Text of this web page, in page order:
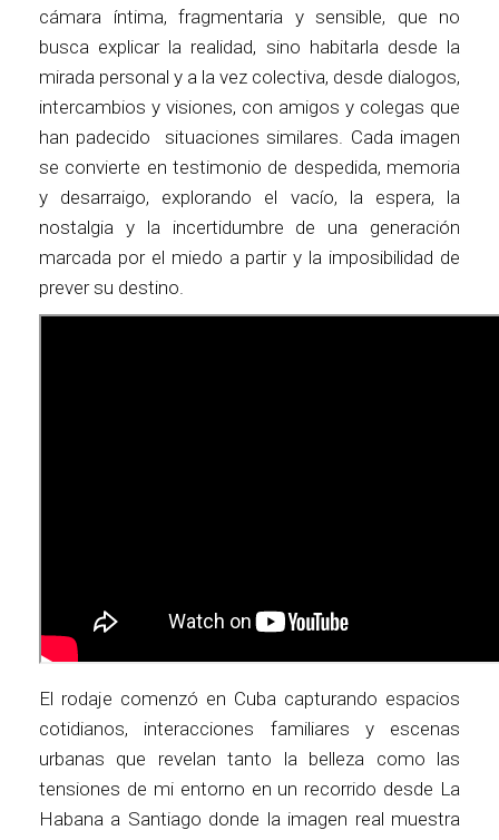
cámara íntima, fragmentaria y sensible, que no
busca explicar la realidad, sino habitarla desde la
mirada personal y a la vez colectiva, desde dialogos,
intercambios y visiones, con amigos y colegas que
han padecido situaciones similares. Cada imagen
se convierte en testimonio de despedida, memoria
y desarraigo, explorando el vacío, la espera, la
nostalgia y la incertidumbre de una generación
marcada por el miedo a partir y la imposibilidad de
prever su destino.
El rodaje comenzó en Cuba capturando espacios
cotidianos, interacciones familiares y escenas
urbanas que revelan tanto la belleza como las
tensiones de mi entorno en un recorrido desde La
Habana a Santiago donde la imagen real muestra